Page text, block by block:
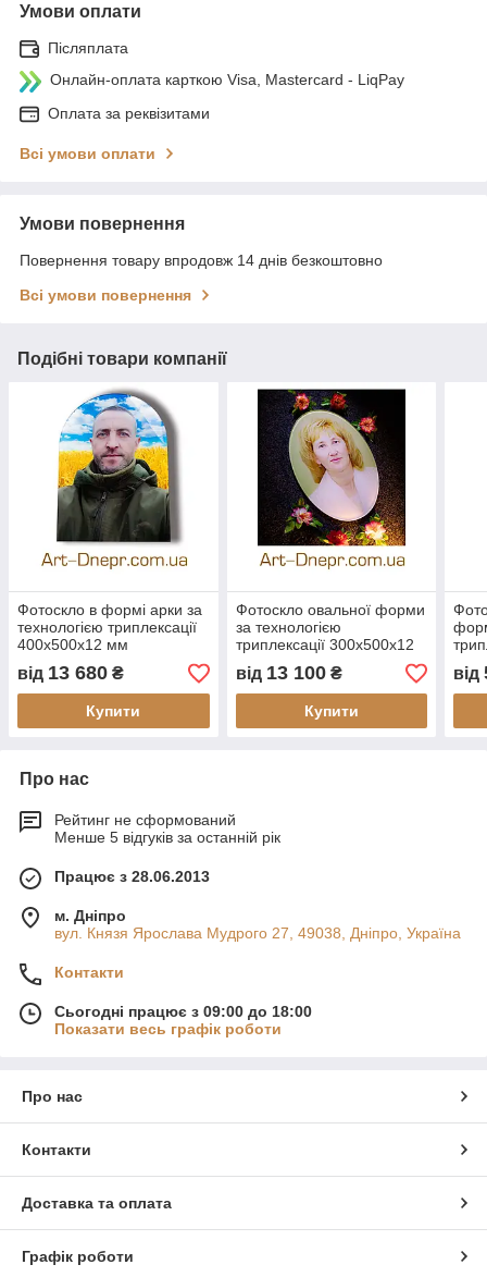
Умови оплати
Післяплата
Онлайн-оплата карткою Visa, Mastercard - LiqPay
Оплата за реквізитами
Всі умови оплати
Умови повернення
Повернення товару впродовж 14 днів безкоштовно
Всі умови повернення
Подібні товари компанії
Фотоскло в формі арки за
технологією триплексації
400х500х12 мм
від 13 680 ₴
Купити
Фотоскло овальної форми
за технологією
триплексації 300х500х12
мм
від 13 100₴
Купити
мм
від
Про нас
Рейтинг не сформований
Менше 5 відгуків за останній рік
Працює з 28.06.2013
м. Дніпро
вул. Князя Ярослава Мудрого 27, 49038, Дніпро, Україна
Контакти
Сьогодні працює з 09:00 до 18:00
Показати весь графік роботи
Про нас
Контакти
Доставка та оплата
Графік роботи